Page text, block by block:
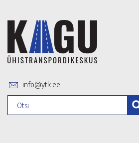
info@ytk.ee